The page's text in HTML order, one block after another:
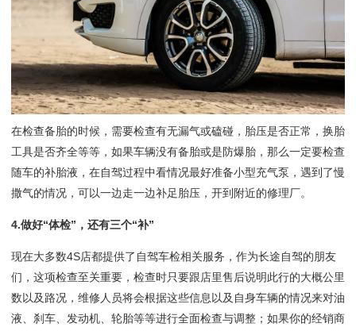
在检查备胎的时候，需要检查有无漏气或磕碰，胎压是否正常，换胎
工具是否齐全等等，如果车辆没有备胎或是防爆胎，那么一定要检查
随车的补胎液，在自驾过程中看情况最好准备小型充气泵，遇到了慢
撒气的情况，可以一边走一边补足胎压，开到附近的修理厂。
4.做好“体检”，还有三个“补”
现在大多数4S店都提供了自驾车检相关服务，作为长途自驾的朋友
们，这项检查至关重要，检查时只要跟店里售后说明此行的大概公里
数以及路况，维修人员将会根据这些信息以及自身车辆的情况来对油
液、刹车、发动机、轮胎等等进行全面检查与调整；如果你的经销商